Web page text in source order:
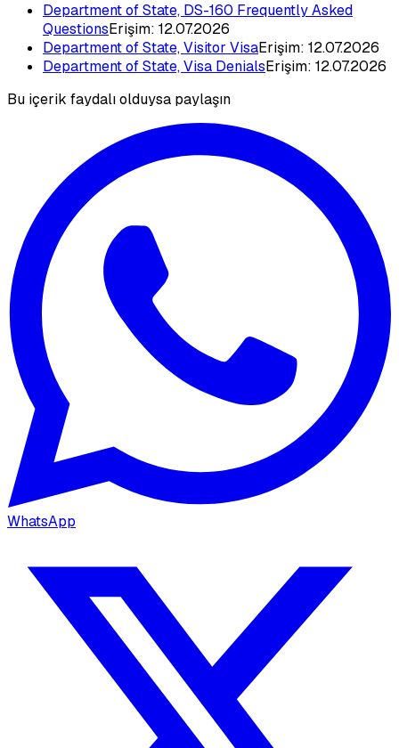
Department of State, DS-160 Frequently Asked
QuestionsErişim: 12.07.2026
Department of State, Visitor VisaErişim: 12.07.2026
Department of State, Visa DenialsErişim: 12.07.2026
Bu içerik faydalı olduysa paylaşın
WhatsApp